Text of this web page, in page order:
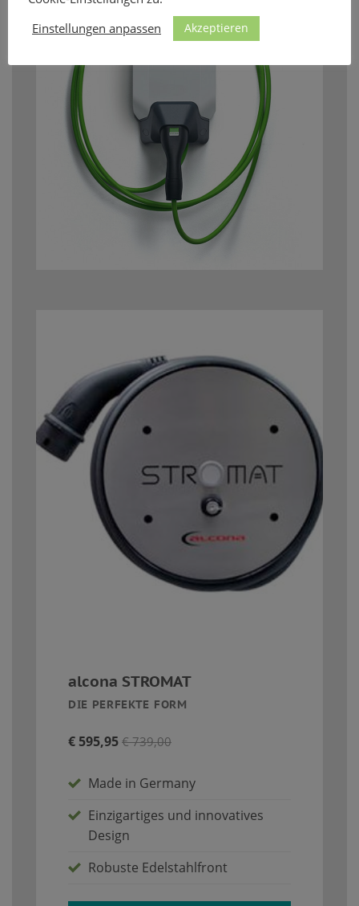
alcona STROMAT
DIE PERFEKTE FORM
€ 595,95 € 739,00
Made in Germany
Einzigartiges und innovatives
Design
Robuste Edelstahlfront
Einstellungen anpassen
Akzeptieren